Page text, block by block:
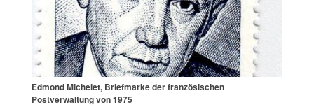
Edmond Michelet, Briefmarke der französischen
Postverwaltung von 1975